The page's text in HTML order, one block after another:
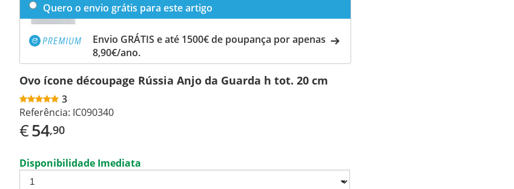
Quero o envio grátis para este artigo
Envio GRÁTIS e até 1500€ de poupança por apenas
8,90€/ano.
Ovo ícone découpage Rússia Anjo da Guarda h tot. 20 cm
3
Referência: IC090340
€54,90
Disponibilidade Imediata